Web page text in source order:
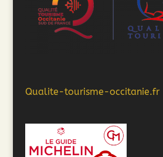
Qualite-tourisme-occitanie.fr